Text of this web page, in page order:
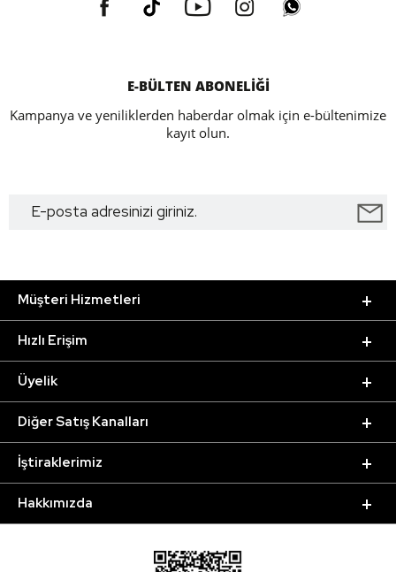
E-BÜLTEN ABONELİĞİ
Kampanya ve yeniliklerden haberdar olmak için e-bültenimize
kayıt olun.
Müşteri Hizmetleri
Hızlı Erişim
Üyelik
Diğer Satış Kanalları
İştiraklerimiz
Hakkımızda